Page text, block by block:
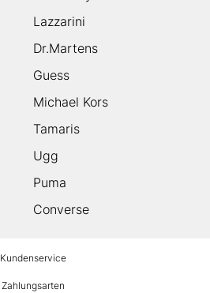
Lazzarini
Dr.Martens
Guess
Michael Kors
Tamaris
Ugg
Puma
Converse
Kundenservice
Zahlungsarten